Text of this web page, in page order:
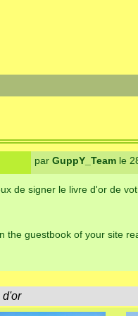
par GuppY_Teamle
de signer le livre d'or de
the guestbook of your site
d'or